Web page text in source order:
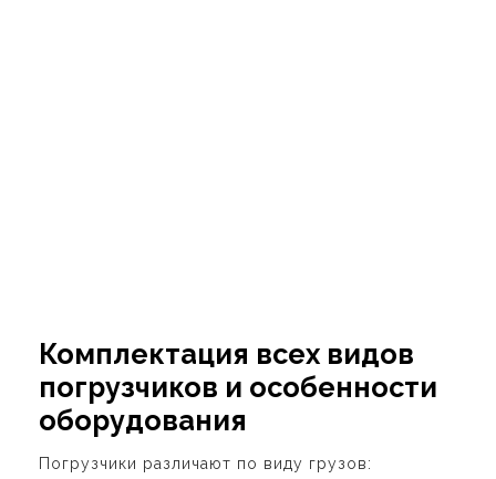
Комплектация всех видов
погрузчиков и особенности
оборудования
Погрузчики различают по виду грузов: